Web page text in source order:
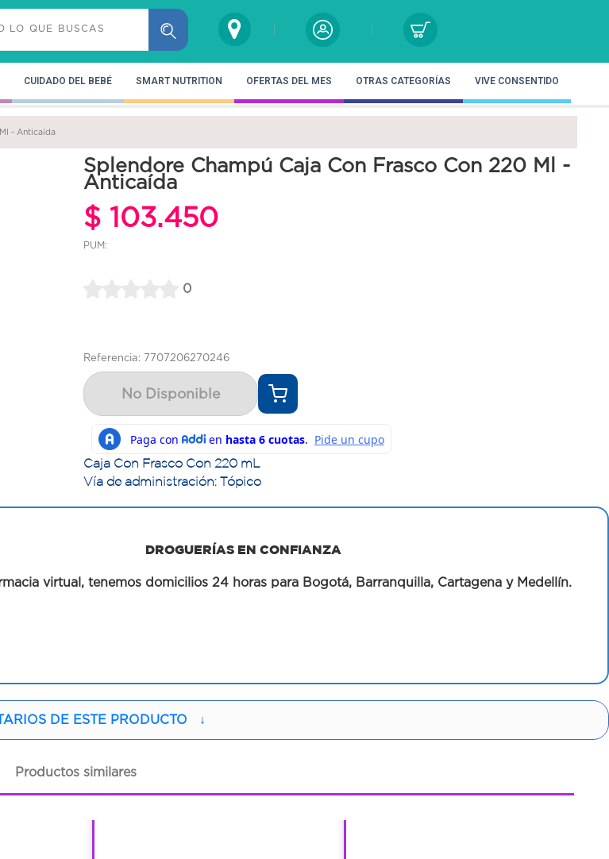
CUIDADO DEL BEBÉ SMART NUTRITION OFERTAS DEL MES OTRAS CATEGORÍAS VIVE CONSENTIDO
- Anticaída
Splendore Champú Caja Con Frasco Con 220 Ml -
Anticaída
$ 103.450
PUM:
0
Referencia: 7707206270246
No Disponible
Caja Con Frasco Con 220 mL
Vía de administración: Tópico
DROGUERÍAS EN CONFIANZA
virtual, tenemos domicilios 24 horas para Bogotá, Barranquilla, Cartagena y Medellín.
DE ESTE PRODUCTO ↓
Productos similares